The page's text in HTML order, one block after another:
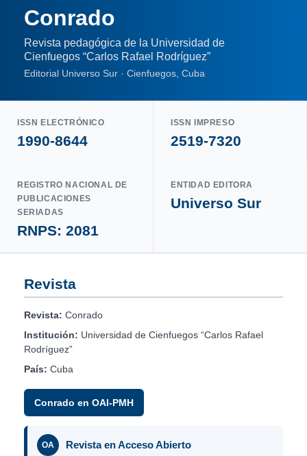
Conrado
Revista pedagógica de la Universidad de
Cienfuegos “Carlos Rafael Rodríguez”
Editorial Universo Sur · Cienfuegos, Cuba
ISSN ELECTRÓNICO
1990-8644
ISSN IMPRESO
2519-7320
REGISTRO NACIONAL DE
PUBLICACIONES
SERIADAS
RNPS: 2081
ENTIDAD EDITORA
Universo Sur
Revista
Revista: Conrado
Institución: Universidad de Cienfuegos “Carlos Rafael
Rodríguez”
País: Cuba
Conrado en OAI-PMH
OA Revista en Acceso Abierto